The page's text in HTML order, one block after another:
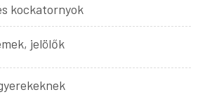
kockatornyok
jelölők